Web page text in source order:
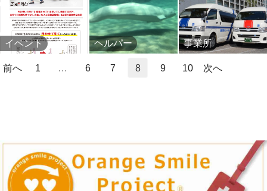
イベント ヘルパー 事業所
前へ 1 … 6 7 8 9 10 次へ